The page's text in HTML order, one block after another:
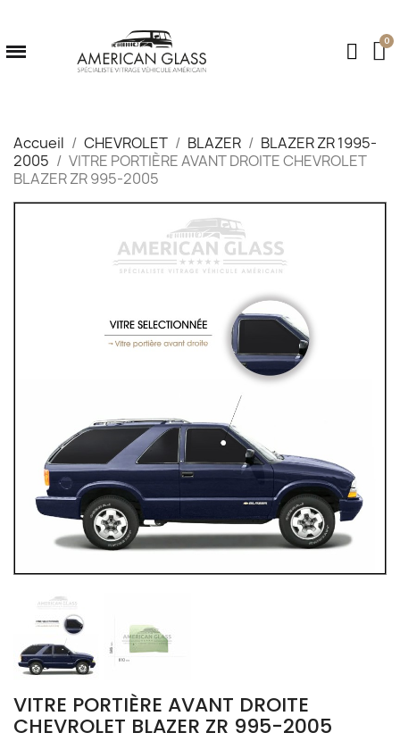
Accueil CHEVROLET BLAZER
BLAZER ZR 1995-
2005
VITRE PORTIÈRE AVANT DROITE CHEVROLET
BLAZER ZR 995-2005
VITRE PORTIÈRE AVANT DROITE
CHEVROLET BLAZER ZR 995-2005